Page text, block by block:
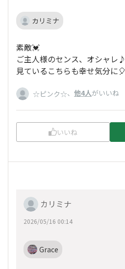
カリミナ
素敵💓
ご主人様のセンス、オシャレ♪
見ているこちらも幸せ気分に🎈
☆ピンク☆、 他4人がいいね
いいね
カリミナ
2026/05/16 00:14
Grace